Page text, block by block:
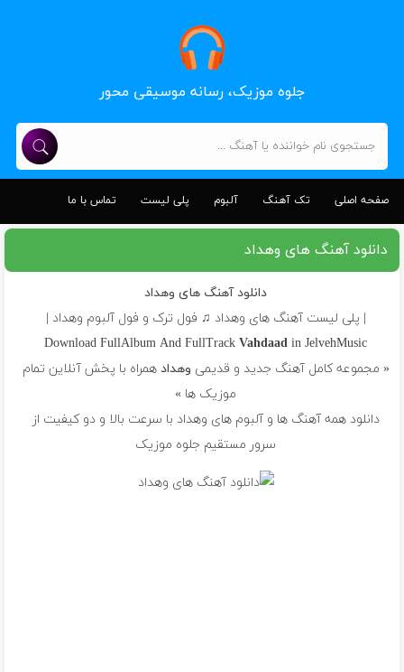
جلوه موزیک، رسانه موسیقی محور
صفحه اصلی تک آهنگ آلبوم پلی لیست تماس با ما
دانلود آهنگ های وهداد
دانلود آهنگ های وهداد
| پلی لیست آهنگ های وهداد ♫ فول ترک و فول آلبوم وهداد |
Download FullAlbum And FullTrackVahdaadin JelvehMusic
« مجموعه کامل آهنگ جدید و قدیمی وهداد همراه با پخش آنلاین تمام
موزیک ها »
دانلود همه آهنگ ها و آلبوم های وهداد با سرعت بالا و دو کیفیت از
سرور مستقیم جلوه موزیک